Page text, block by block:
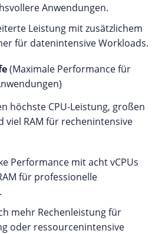
Anwendungen.
Leistung mit zusätzlichem
für datenintensive Workloads.
(Maximale Performance für
höchste CPU-Leistung, großen
viel RAM für rechenintensive
Performance mit acht vCPUs
für professionelle
mehr Rechenleistung für
oder ressourcenintensive